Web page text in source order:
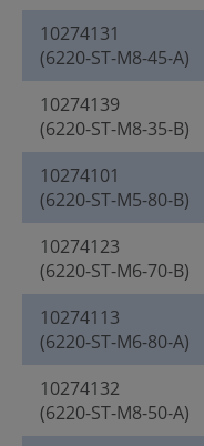
10274131
(6220-ST-M8-45-A)
10274139
(6220-ST-M8-35-B)
10274101
(6220-ST-M5-80-B)
10274123
(6220-ST-M6-70-B)
10274113
(6220-ST-M6-80-A)
10274132
(6220-ST-M8-50-A)